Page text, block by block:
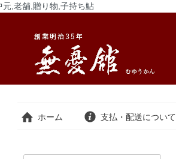
,老舗,贈り物,子持ち鮎
ホーム 支払・配送について